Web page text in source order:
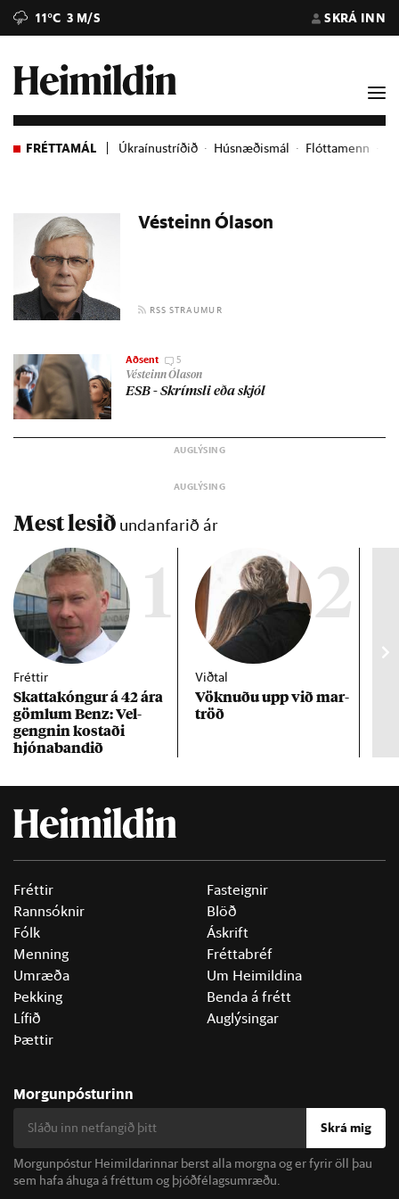
11°C 3 M/S SKRÁ INN
FRÉTTAMÁL Úkraínustríðið Húsnæðismál Flóttamenn
Vésteinn Ólason
RSS STRAUMUR
Aðsent 5
Vésteinn Ólason
ESB - Skrímsli eða skjól
Mest lesið undanfarið ár
1
Fréttir
Skattakóng­ur á 42 ára
göml­um Benz: Vel­
gengn­in kostaði
hjóna­band­ið
2
Viðtal
Vökn­uðu upp við mar­
tröð
Fréttir
Rannsóknir
Fólk
Menning
Umræða
Þekking
Lífið
Þættir
Fasteignir
Blöð
Áskrift
Fréttabréf
Um Heimildina
Benda á frétt
Auglýsingar
Morgunpósturinn
Skrá mig
Morgunpóstur Heimildarinnar berst alla morgna og er fyrir öll þau
sem hafa áhuga á fréttum og þjóðfélagsumræðu.